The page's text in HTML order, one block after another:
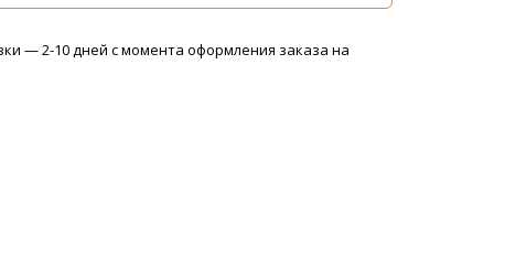
— 2-10 дней с момента оформления заказа на